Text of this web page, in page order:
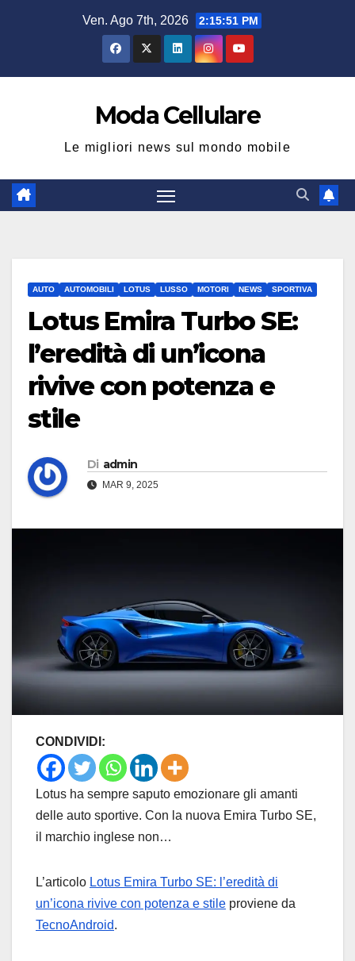
Ven. Ago 7th, 2026 2:15:52 PM
Moda Cellulare
Le migliori news sul mondo mobile
AUTO AUTOMOBILI LOTUS LUSSO MOTORI NEWS SPORTIVA
Lotus Emira Turbo SE:
l’eredità di un’icona
rivive con potenza e
stile
Di admin
MAR 9, 2025
CONDIVIDI:
Lotus ha sempre saputo emozionare gli amanti
delle auto sportive. Con la nuova Emira Turbo SE,
il marchio inglese non…
L’articolo Lotus Emira Turbo SE: l’eredità di
un’icona rivive con potenza e stile proviene da
TecnoAndroid.